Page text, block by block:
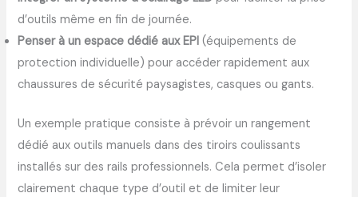
d’outils même en fin de journée.
Penser à un espace dédié aux EPI (équipements de
protection individuelle) pour accéder rapidement aux
chaussures de sécurité paysagistes, casques ou gants.
Un exemple pratique consiste à prévoir un rangement
dédié aux outils manuels dans des tiroirs coulissants
installés sur des rails professionnels. Cela permet d’isoler
clairement chaque type d’outil et de limiter leur